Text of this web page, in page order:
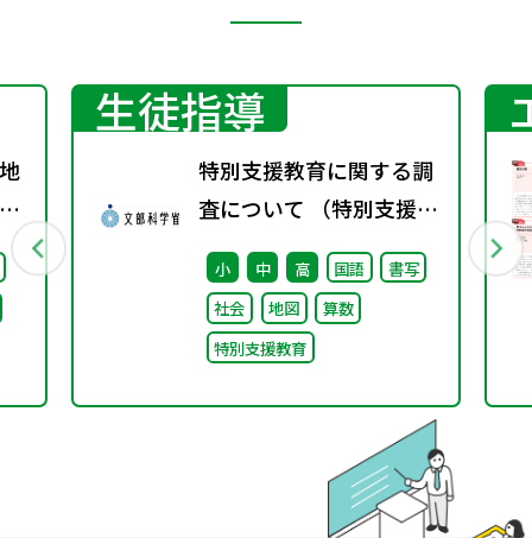
生徒指導
特別支援教育に関する調
査について （特別支援教
育体制整備状況調査、通
級による指導実施状況調
査）
小 中 高 国語
書写
社会
地図
算数
特別支援教育